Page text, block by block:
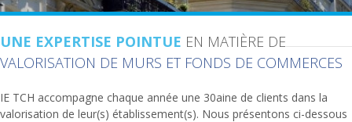
UNE EXPERTISE POINTUE EN MATIÈRE DE
VALORISATION DE MURS ET FONDS DE COMMERCES
IE TCH accompagne chaque année une 30aine de clients dans la
valorisation de leur(s) établissement(s). Nous présentons ci-dessous